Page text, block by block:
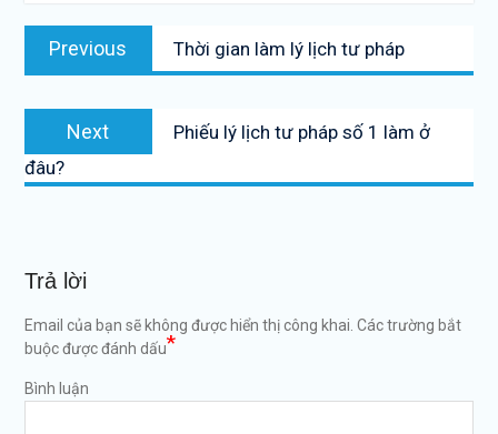
Điều
hướng
Previous
Previous
post:
Thời gian làm lý lịch tư pháp
Next
Next
post:
Phiếu lý lịch tư pháp số 1 làm ở
đâu?
Trả lời
Email của bạn sẽ không được hiển thị công khai. Các trường bắt
buộc được đánh dấu*
Bình luận